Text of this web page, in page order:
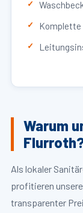
Komplette
Warum
Als lokaler
profitieren
transparenter